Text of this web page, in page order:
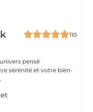
110
sérénité et votre bien-